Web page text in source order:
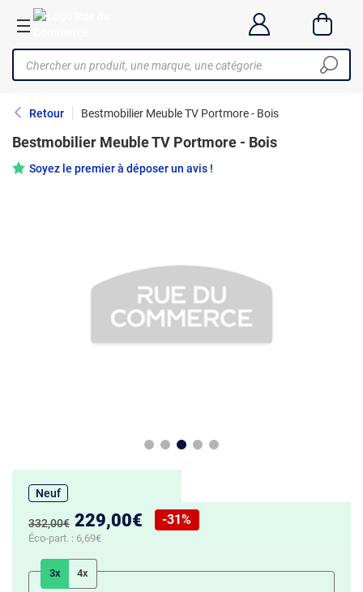
Retour Bestmobilier Meuble TV Portmore - Bois
Bestmobilier Meuble TV Portmore - Bois
Soyez le premier à déposer un avis !
Neuf
Ancien prix :
332,00€ Nouveau prix :
229,00€
Réduction de :
-31%
Éco-part. : 6,69€
3x 4x